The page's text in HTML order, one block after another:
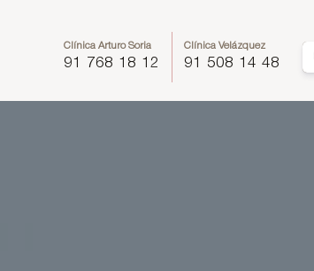
Clínica Arturo Soria
91 768 18 12
Clínica Velázquez
91 508 14 48